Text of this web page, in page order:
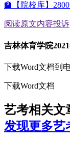
🏫【院校库】
阅读原文内容投诉
吉林体育学院
下载Word文档到
下载Word文档
艺考相关文
发现更多艺